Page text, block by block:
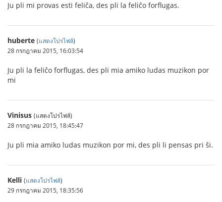
Ju pli mi provas esti feliĉa, des pli la feliĉo forflugas.
huberte (แสดงโปรไฟล์)
28 กรกฎาคม 2015, 16:03:54
Ju pli la feliĉo forflugas, des pli mia amiko ludas muzikon por
mi
Vinisus (แสดงโปรไฟล์)
28 กรกฎาคม 2015, 18:45:47
Ju pli mia amiko ludas muzikon por mi, des pli li pensas pri ŝi.
Kelli (แสดงโปรไฟล์)
29 กรกฎาคม 2015, 18:35:56